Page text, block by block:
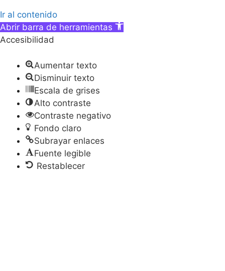
Ir al contenido
Abrir barra de herramientas
Accesibilidad
Aumentar texto
Disminuir texto
Escala de grises
Alto contraste
Contraste negativo
Fondo claro
Subrayar enlaces
Fuente legible
Restablecer